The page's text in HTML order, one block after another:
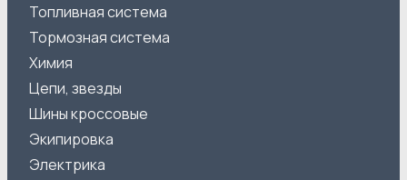
Топливная система
Тормозная система
Химия
Цепи, звезды
Шины кроссовые
Экипировка
Электрика